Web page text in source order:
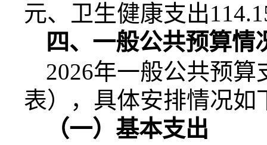
元、卫生健康支出
四、一般公共预算情
2026年一般公共预算
表），具体安排情况如
（一）基本支出